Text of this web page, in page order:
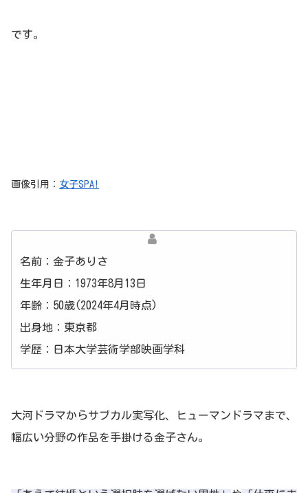
です。
画像引用： 女子SPA!
名前：金子ありさ
生年月日：1973年8月13日
年齢：50歳(2024年4月時点)
出身地：東京都
学歴：日本大学芸術学部映画学科
大河ドラマからサブカル実写化、ヒューマンドラマまで、
幅広い分野の作品を手掛ける金子さん。